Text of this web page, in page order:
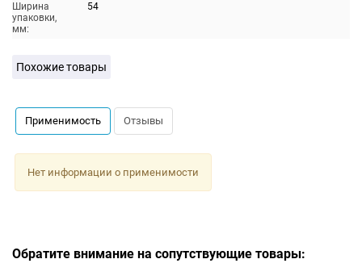
Ширина
упаковки,
мм:
54
Похожие товары
Применимость Отзывы
Нет информации о применимости
Обратите внимание на сопутствующие товары: